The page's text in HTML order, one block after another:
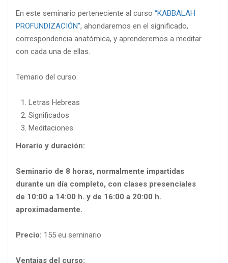
En este seminario perteneciente al curso “KABBALAH
PROFUNDIZACIÓN”, ahondaremos en el significado,
correspondencia anatómica, y aprenderemos a meditar
con cada una de ellas.
Temario del curso:
Letras Hebreas
Significados
Meditaciones
Horario y duración:
Seminario de 8 horas, normalmente impartidas
durante un día completo, con clases presenciales
de 10:00 a 14:00 h. y de 16:00 a 20:00 h.
aproximadamente.
Precio: 155 eu seminario
Ventajas del curso: